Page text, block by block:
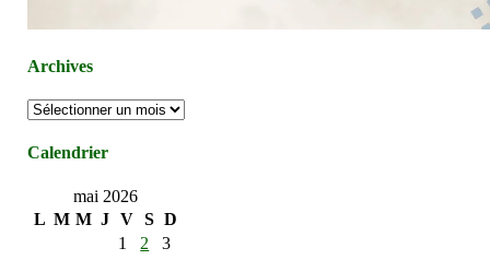
Archives
Archives
Calendrier
mai 2026
L M M J V S D
1
2
3